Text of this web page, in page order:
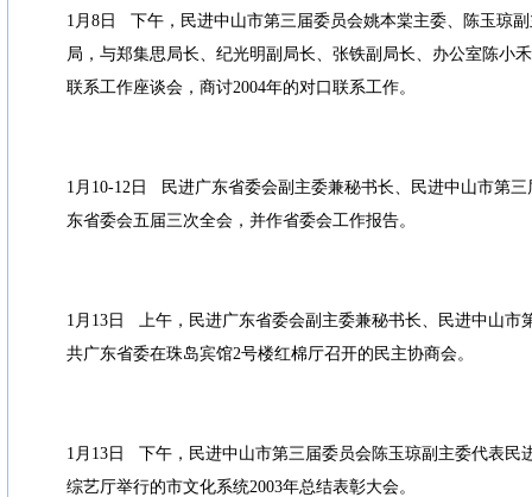
1月8日 下午，民进中山市第三届委员会姚本棠主委、陈玉琼
局，与郑集思局长、纪光明副局长、张铁副局长、办公室陈小
联系工作座谈会，商讨2004年的对口联系工作。
1月10-12日 民进广东省委会副主委兼秘书长、民进中山市第
东省委会五届三次全会，并作省委会工作报告。
1月13日 上午，民进广东省委会副主委兼秘书长、民进中山市
共广东省委在珠岛宾馆2号楼红棉厅召开的民主协商会。
1月13日 下午，民进中山市第三届委员会陈玉琼副主委代表民
综艺厅举行的市文化系统2003年总结表彰大会。